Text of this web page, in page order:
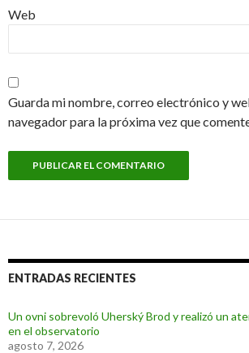
Web
Guarda mi nombre, correo electrónico y
navegador para la próxima vez que
ENTRADAS RECIENTES
Un ovni sobrevoló Uherský Brod y realizó un
en el observatorio
agosto 7, 2026